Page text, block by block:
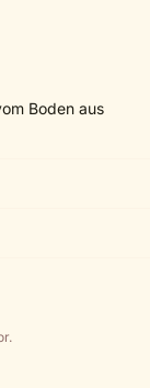
Boden aus